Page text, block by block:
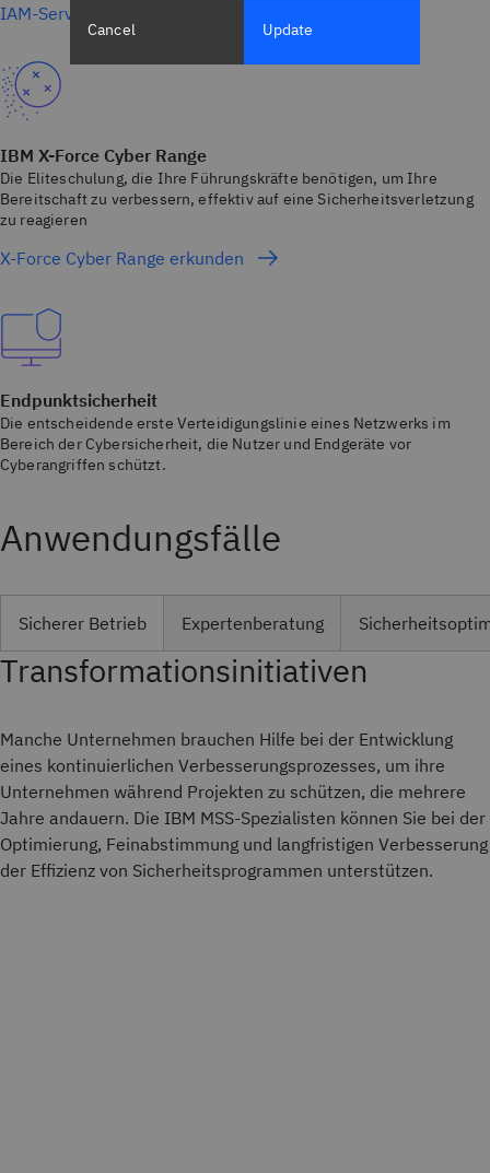
IAM-Services erkunden
IBM X-Force Cyber Range
Die Eliteschulung, die Ihre Führungskräfte benötigen, um Ihre
Bereitschaft zu verbessern, effektiv auf eine Sicherheitsverletzung
zu reagieren
X-Force Cyber Range erkunden
Endpunktsicherheit
Die entscheidende erste Verteidigungslinie eines Netzwerks im
Bereich der Cybersicherheit, die Nutzer und Endgeräte vor
Cyberangriffen schützt.
Anwendungsfälle
Sicherer Betrieb Expertenberatung
Transformationsinitiativen
Manche Unternehmen brauchen Hilfe bei der Entwicklung
eines kontinuierlichen Verbesserungsprozesses, um ihre
Unternehmen während Projekten zu schützen, die mehrere
Jahre andauern. Die IBM MSS-Spezialisten können Sie bei der
Optimierung, Feinabstimmung und langfristigen Verbesserung
der Effizienz von Sicherheitsprogrammen unterstützen.
Cancel Update